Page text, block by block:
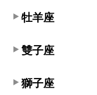
牡羊座
雙子座
獅子座